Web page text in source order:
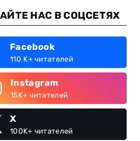
НАС В СОЦСЕТЯХ
Facebook
110 K+ читателей
Instagram
15K+ читателей
X
100K+ читателей